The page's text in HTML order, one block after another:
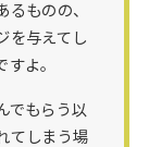
ものの、
を与えてし
よ。
でもらう以
てしまう場